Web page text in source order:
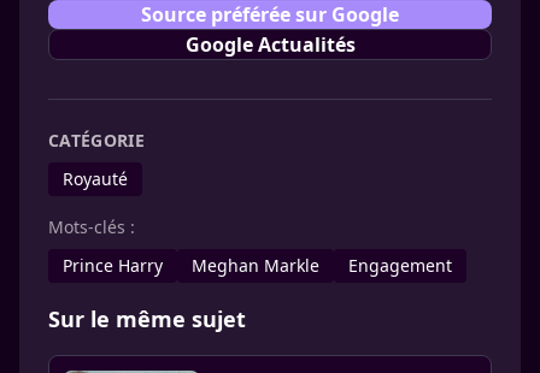
Source préférée sur Google
Google Actualités
CATÉGORIE
Royauté
Mots-clés :
Prince Harry
Meghan Markle Engagement
Sur le même sujet